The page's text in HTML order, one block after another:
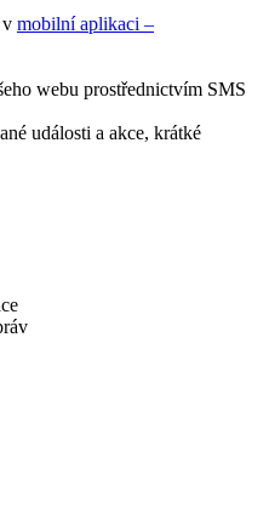
v mobilní aplikaci –
webu prostřednictvím SMS
události a akce, krátké